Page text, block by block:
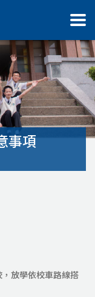
事項
放學依校車路線搭